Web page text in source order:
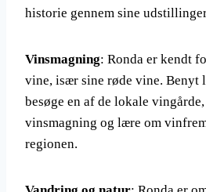
historie gennem sine
Vinsmagning: Ronda er kendt
vine, især sine røde vine. Benyt
besøge en af de lokale
vinsmagning og lære om
regionen.